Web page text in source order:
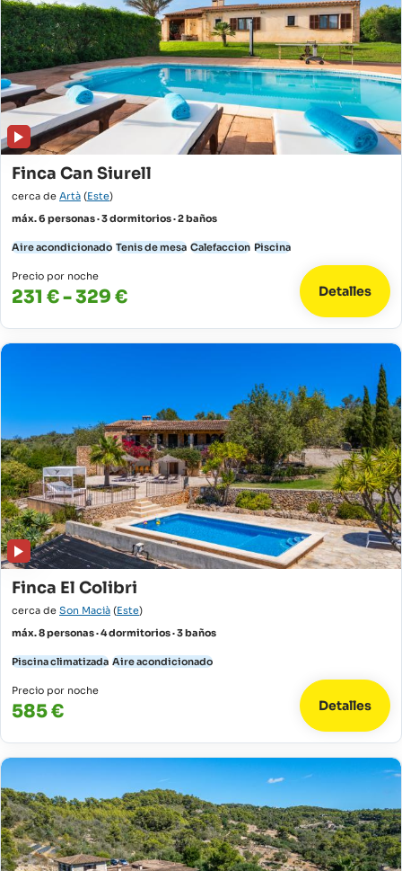
Finca Can Siurell
cerca de Artà (Este)
máx. 6 personas · 3 dormitorios · 2 baños
Aire acondicionado Tenis de mesa Calefaccion Piscina
Precio por noche
231 € - 329 € Detalles
Finca El Colibri
cerca de Son Macià (Este)
máx. 8 personas · 4 dormitorios · 3 baños
Piscina climatizada Aire acondicionado
Precio por noche
585 € Detalles